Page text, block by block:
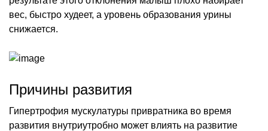
вес, быстро худеет, а уровень образования урины
снижается.
Причины развития
Гипертрофия мускулатуры привратника во время
развития внутриутробно может влиять на развитие